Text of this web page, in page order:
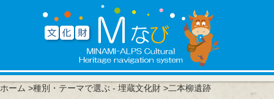
ホーム >種別・テーマで選ぶ - 埋蔵文化財 >二本柳遺跡